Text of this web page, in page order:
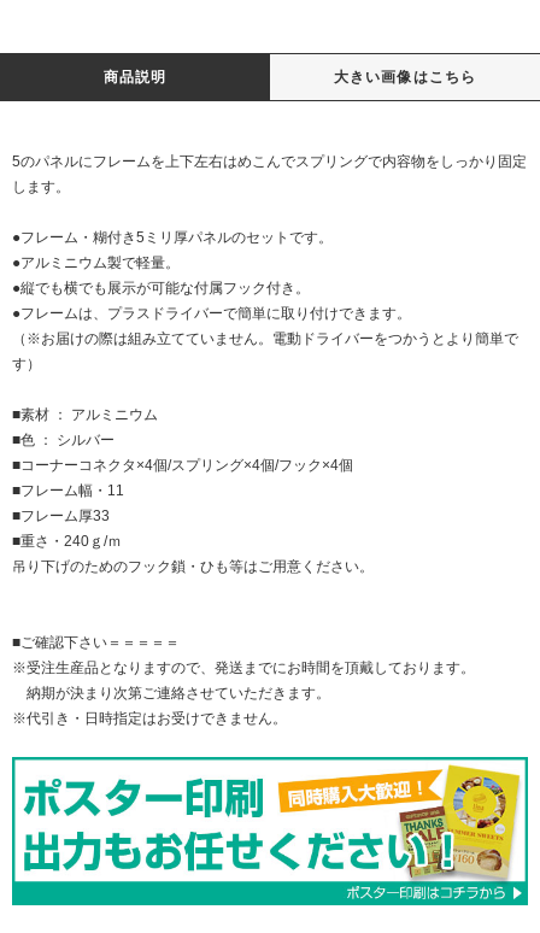
商品説明 大きい画像はこちら
5のパネルにフレームを上下左右はめこんでスプリングで内容物をしっかり固定
します。
●フレーム・糊付き5ミリ厚パネルのセットです。
●アルミニウム製で軽量。
●縦でも横でも展示が可能な付属フック付き。
●フレームは、プラスドライバーで簡単に取り付けできます。
（※お届けの際は組み立てていません。電動ドライバーをつかうとより簡単で
す）
■素材 ： アルミニウム
■色 ： シルバー
■コーナーコネクタ×4個/スプリング×4個/フック×4個
■フレーム幅・11
■フレーム厚33
■重さ・240ｇ/ｍ
吊り下げのためのフック鎖・ひも等はご用意ください。
■ご確認下さい＝＝＝＝＝
※受注生産品となりますので、発送までにお時間を頂戴しております。
納期が決まり次第ご連絡させていただきます。
※代引き・日時指定はお受けできません。